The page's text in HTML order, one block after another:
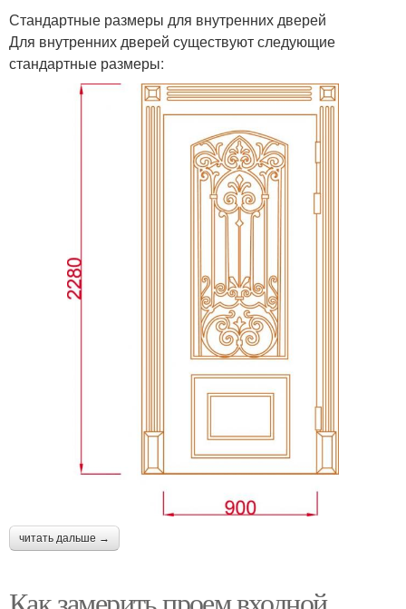
Стандартные размеры для внутренних дверей
Для внутренних дверей существуют следующие
стандартные размеры:
читать дальше →